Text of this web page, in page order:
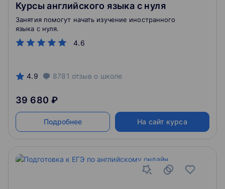
Курсы английского языка с нуля
4.6
Занятия помогут начать изучение иностранного
языка с нуля.
4.9 8781 отзыв о школе
39 680 ₽
Подробнее На сайт курса